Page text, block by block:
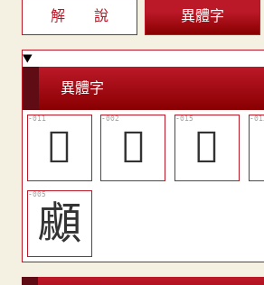
解 說 異體字
異體字
󳉦 𠏔 󵴨
顣